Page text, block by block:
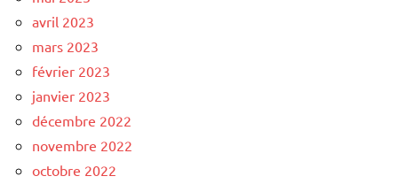
avril 2023
mars 2023
février 2023
janvier 2023
décembre 2022
novembre 2022
octobre 2022